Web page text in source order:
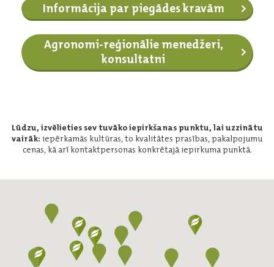
Informācija par piegādes kravām
Agronomi-reģionālie menedžeri,
konsultatni
Lūdzu, izvēlieties sev tuvāko iepirkšanas punktu, lai uzzinātu
vairāk: iepērkamās kultūras, to kvalitātes prasības, pakalpojumu
cenas, kā arī kontaktpersonas konkrētajā iepirkuma punktā.